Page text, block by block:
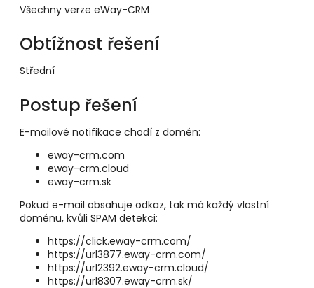
Všechny verze eWay-CRM
Obtížnost řešení
Střední
Postup řešení
E-mailové notifikace chodí z domén:
eway-crm.com
eway-crm.cloud
eway-crm.sk
Pokud e-mail obsahuje odkaz, tak má každý vlastní
doménu, kvůli SPAM detekci:
https://click.eway-crm.com/
https://url3877.eway-crm.com/
https://url2392.eway-crm.cloud/
https://url8307.eway-crm.sk/